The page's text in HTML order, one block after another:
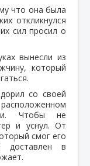
что она была
откликнулся
сил просил о
вынесли из
который
со своей
Чтобы не
и уснул. От
смог его
доставлен в